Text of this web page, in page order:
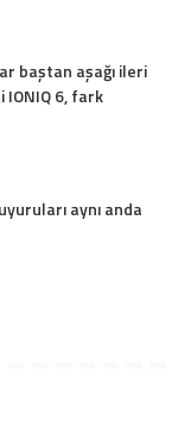
baştan aşağı ileri
6, fark
aynı anda